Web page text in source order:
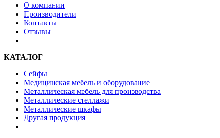
О компании
Производители
Контакты
Отзывы
КАТАЛОГ
Сейфы
Медицинская мебель и оборудование
Металлическая мебель для производства
Металлические стеллажи
Металлические шкафы
Другая продукция